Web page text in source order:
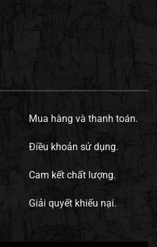
Mua hàng và thanh toán.
Điều khoản sử dụng.
Cam kết chất lượng.
Giải quyết khiếu nại.